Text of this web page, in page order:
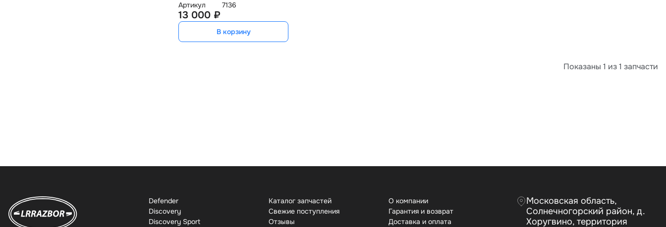
Артикул
7136
13 000 ₽
В корзину
Показаны 1 из 1 запчасти
Defender
Discovery
Discovery Sport
Каталог запчастей
Свежие поступления
Отзывы
О компании
Гарантия и возврат
Доставка и оплата
Московская область,
Солнечногорский район, д.
Хоругвино, территория